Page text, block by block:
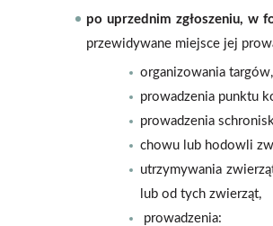
po uprzednim zgłoszeniu, w
przewidywane miejsce jej
organizowania
prowadzenia punktu
prowadzenia
chowu lub hodowli
utrzymywania
lub od tych zwierząt,
prowadzenia: